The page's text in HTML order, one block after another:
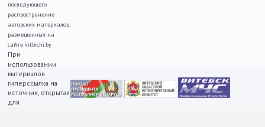
последующего
распространение
авторских материалов,
размещенных на
сайте vitbichi.by
При
использовании
материалов
гиперссылка на
источник, открытая
для